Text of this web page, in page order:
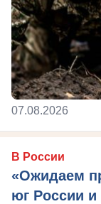
07.08.2026
В России
«Ожидаем
юг России